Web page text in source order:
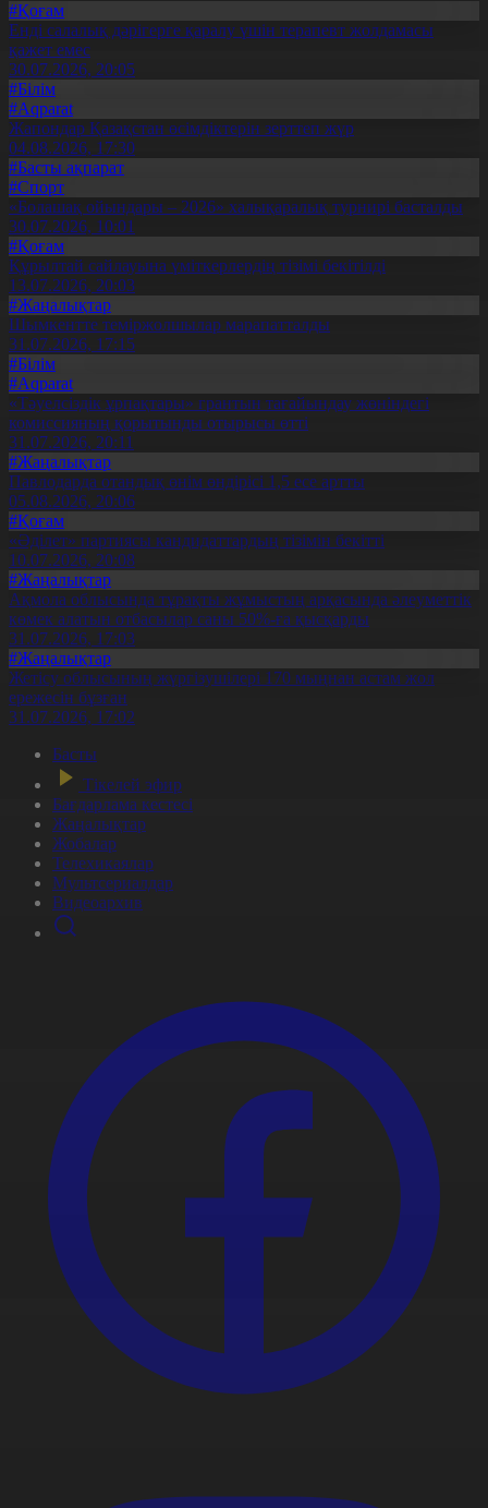
#Қоғам
Енді салалық дәрігерге қаралу үшін терапевт жолдамасы
қажет емес
30.07.2026, 20:05
#Білім
#Aqparat
Жапондар Қазақстан өсімдіктерін зерттеп жүр
04.08.2026, 17:30
#Басты ақпарат
#Спорт
«Болашақ ойындары – 2026» халықаралық турнирі басталды
30.07.2026, 10:01
#Қоғам
Құрылтай сайлауына үміткерлердің тізімі бекітілді
13.07.2026, 20:03
#Жаңалықтар
Шымкентте теміржолшылар марапатталды
31.07.2026, 17:15
#Білім
#Aqparat
«Тәуелсіздік ұрпақтары» грантын тағайындау жөніндегі
комиссияның қорытынды отырысы өтті
31.07.2026, 20:11
#Жаңалықтар
Павлодарда отандық өнім өндірісі 1,5 есе артты
05.08.2026, 20:06
#Қоғам
«Әділет» партиясы кандидаттардың тізімін бекітті
10.07.2026, 20:08
#Жаңалықтар
Ақмола облысында тұрақты жұмыстың арқасында әлеуметтік
көмек алатын отбасылар саны 50%-ға қысқарды
31.07.2026, 17:03
#Жаңалықтар
Жетісу облысының жүргізушілері 170 мыңнан астам жол
ережесін бұзған
31.07.2026, 17:02
Басты
Тікелей эфир
Бағдарлама кестесі
Жаңалықтар
Жобалар
Телехикаялар
Мультсериалдар
Видеоархив